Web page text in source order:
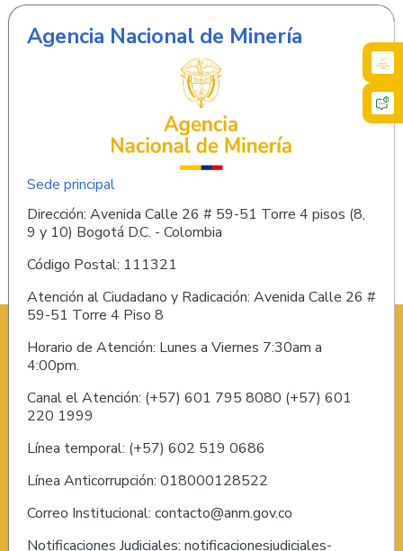
Agencia Nacional de Minería
Sede principal
Dirección: Avenida Calle 26 # 59-51 Torre 4 pisos (8,
9 y 10) Bogotá D.C. - Colombia
Código Postal: 111321
Atención al Ciudadano y Radicación: Avenida Calle 26 #
59-51 Torre 4 Piso 8
Horario de Atención: Lunes a Viernes 7:30am a
4:00pm.
Canal el Atención: (+57) 601 795 8080 (+57) 601
220 1999
Línea temporal: (+57) 602 519 0686
Línea Anticorrupción: 018000128522
Correo Institucional: contacto@anm.gov.co
Notificaciones Judiciales: notificacionesjudiciales-